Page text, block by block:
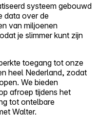
systeem gebouwd
data over de
van miljoenen
je slimmer kunt zijn
toegang tot onze
heel Nederland, zodat
We bieden
afroep tijdens het
tot ontelbare
Walter.